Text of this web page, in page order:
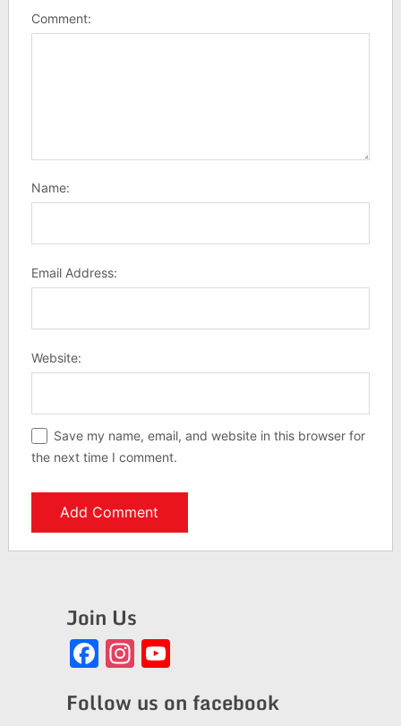
Comment:
Name:
Email Address:
Website:
Save my name, email, and website in this browser for
the next time I comment.
Join Us
Facebook
Instagram
YouTube
Follow us on facebook